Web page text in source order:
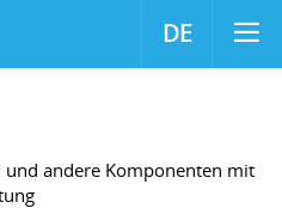
und andere Komponenten mit
DE